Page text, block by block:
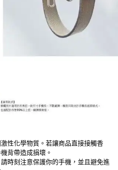
性化學物質。若讓商品直接接觸香
背帶造成損壞。
時刻注意保護你的手機，並且避免進